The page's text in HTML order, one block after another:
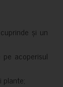
și un
acoperisul
plante;